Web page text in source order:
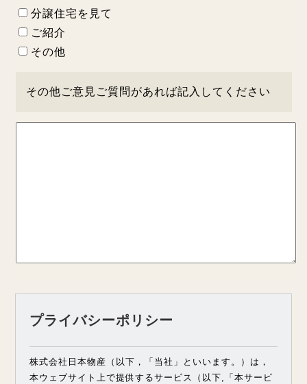
分譲住宅を見て
ご紹介
その他
その他ご意見ご質問があれば記入してください
プライバシーポリシー
株式会社日本物産（以下，「当社」といいます。）は，
本ウェブサイト上で提供するサービス（以下,「本サービ